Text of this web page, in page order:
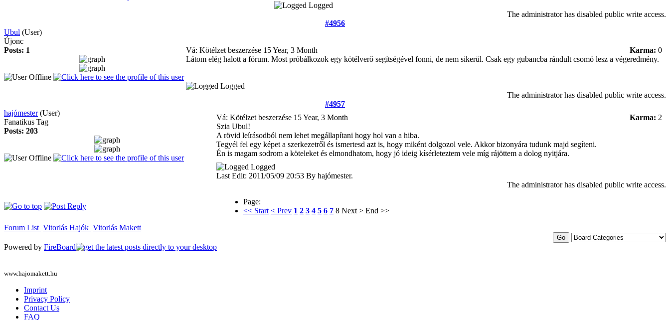
Logged
The administrator has disabled public write access.
#4956
Ubul (User)
Újonc
Posts: 1
Vá: Kötélzet beszerzése 15 Year, 3 Month Karma: 0
Látom elég halott a fórum. Most próbálkozok egy kötélverő segítségével fonni, de nem sikerül. Csak egy gubancba rándult csomó lesz a végeredmény.
Logged
The administrator has disabled public write access.
#4957
hajómester (User)
Fanatikus Tag
Posts: 203
Vá: Kötélzet beszerzése 15 Year, 3 Month Karma: 2
Szia Ubul!
A rövid leírásodból nem lehet megállapítani hogy hol van a hiba.
Tegyél fel egy képet a szerkezetről és ismertesd azt is, hogy miként dolgozol vele. Akkor bizonyára tudunk majd segíteni.
Én is magam sodrom a köteleket és elmondhatom, hogy jó ideig kísérleteztem vele míg rájöttem a dolog nyitjára.
Logged
Last Edit: 2011/05/09 20:53 By hajómester.
The administrator has disabled public write access.
Page:
<< Start < Prev 1 2 3 4 5 6 7 8 Next > End >>
Forum List Vitorlás Hajók Vitorlás Makett
Powered by FireBoard
www.hajomakett.hu
Imprint
Privacy Policy
Contact Us
FAQ